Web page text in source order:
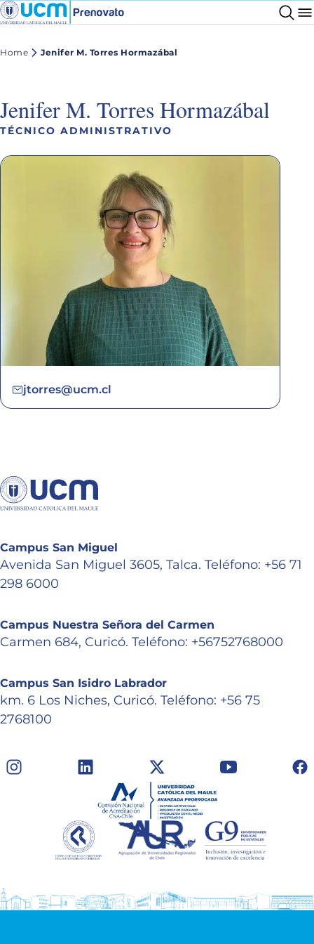
Home Jenifer M. Torres Hormazábal
Jenifer M. Torres Hormazábal
TÉCNICO ADMINISTRATIVO
jtorres@ucm.cl
Campus San Miguel
Avenida San Miguel 3605, Talca. Teléfono: +56 71
298 6000
Campus Nuestra Señora del Carmen
Carmen 684, Curicó. Teléfono: +56752768000
Campus San Isidro Labrador
km. 6 Los Niches, Curicó. Teléfono: +56 75
2768100